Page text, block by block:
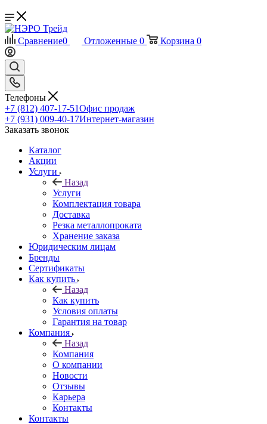
Сравнение0 Отложенные 0 Корзина 0
Телефоны
+7 (812) 407-17-51Офис продаж
+7 (931) 009-40-17Интернет-магазин
Заказать звонок
Каталог
Акции
Услуги
Назад
Услуги
Комплектация товара
Доставка
Резка металлопроката
Хранение заказа
Юридическим лицам
Бренды
Сертификаты
Как купить
Назад
Как купить
Условия оплаты
Гарантия на товар
Компания
Назад
Компания
О компании
Новости
Отзывы
Карьера
Контакты
Контакты